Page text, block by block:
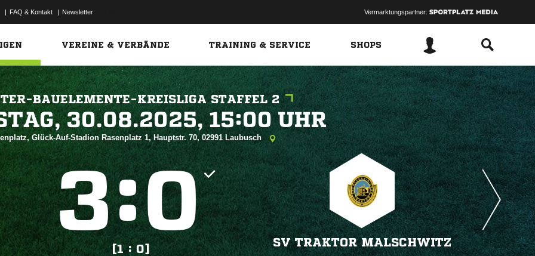
| FAQ & Kontakt | Newsletter Vermarktungspartner:
VEREINE & VERBÄNDE TRAINING & SERVICE SHOPS
BAUELEMENTE-KREISLIGA STAFFEL 2
  
Glück-Auf-Stadion Rasenplatz 1, Hauptstr. 70, 02991 Laubusch
:
[1 : 0]
SV TRAKTOR MALSCHWITZ